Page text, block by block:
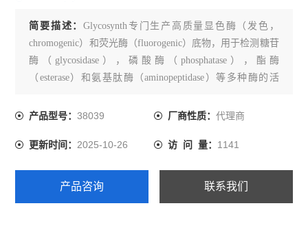
简要描述：Glycosynth专门生产高质量显色酶（发色，
chromogenic）和荧光酶（fluorogenic）底物，用于检测糖苷
酶（glycosidase），磷酸酶（phosphatase），酯酶
（esterase）和氨基肽酶（aminopeptidase）等多种酶的活
产品型号：38039 厂商性质： 代理商
更新时间：2025-10-26 访 问 量： 1141
产品咨询 联系我们